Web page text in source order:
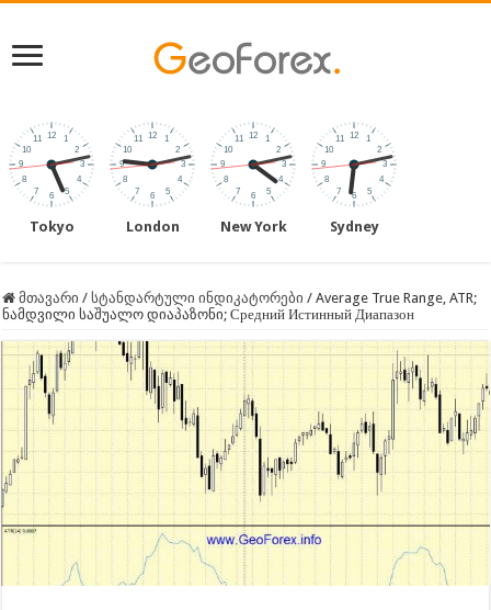
Tokyo London New York Sydney
მთავარი / სტანდარტული ინდიკატორები / Average True Range, ATR;
ნამდვილი საშუალო დიაპაზონი; Средний Истинный Диапазон